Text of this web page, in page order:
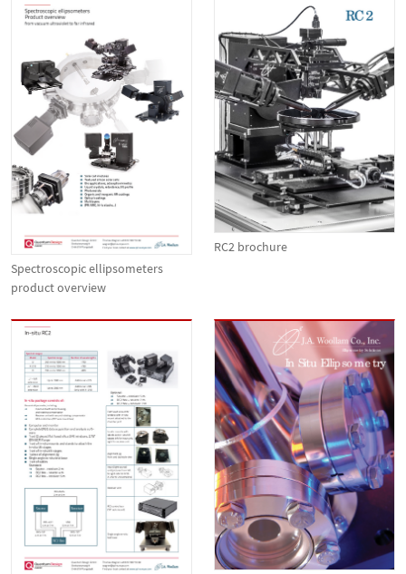
Spectroscopic ellipsometers
product overview
RC2 brochure